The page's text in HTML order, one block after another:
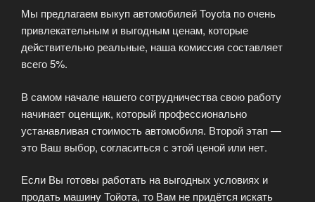
Мы предлагаем выкуп автомобилей Toyota по очень
привлекательным и выгодным ценам, которые
действительно реальные, наша комиссия составляет
всего 5%.
В самом начале нашего сотрудничества свою работу
начинает оценщик, который профессионально
устанавливая стоимость автомобиля. Второй этап —
это Ваш выбор, согласиться с этой ценой или нет.
Если Вы готовы работать на выгодных условиях и
продать машину Тойота, то Вам не придётся искать